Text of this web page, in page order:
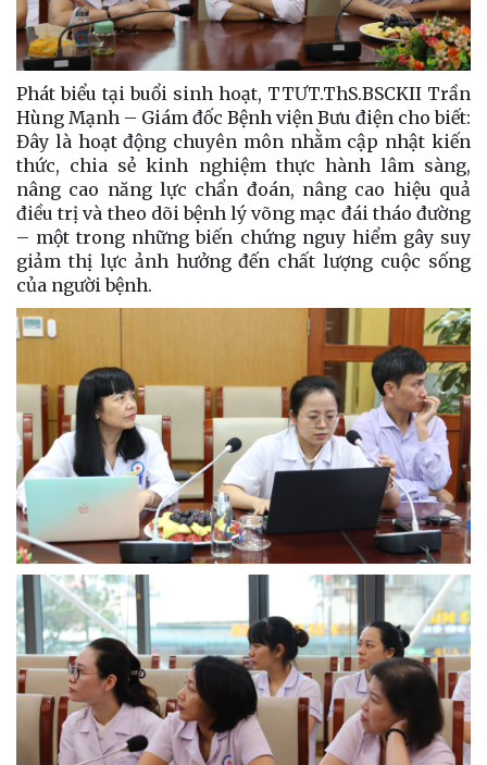
Phát biểu tại buổi sinh hoạt, TTƯT.ThS.BSCKII Trần
Hùng Mạnh – Giám đốc Bệnh viện Bưu điện cho biết:
Đây là hoạt động chuyên môn nhằm cập nhật kiến
thức, chia sẻ kinh nghiệm thực hành lâm sàng,
nâng cao năng lực chẩn đoán, nâng cao hiệu quả
điều trị và theo dõi bệnh lý võng mạc đái tháo đường
– một trong những biến chứng nguy hiểm gây suy
giảm thị lực ảnh hưởng đến chất lượng cuộc sống
của người bệnh.